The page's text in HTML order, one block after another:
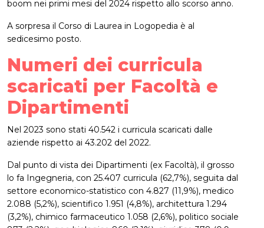
boom nei primi mesi del 2024 rispetto allo scorso anno.
A sorpresa il Corso di Laurea in Logopedia è al
sedicesimo posto.
Numeri dei curricula
scaricati per Facoltà e
Dipartimenti
Nel 2023 sono stati 40.542 i curricula scaricati dalle
aziende rispetto ai 43.202 del 2022.
Dal punto di vista dei Dipartimenti (ex Facoltà), il grosso
lo fa Ingegneria, con 25.407 curricula (62,7%), seguita dal
settore economico-statistico con 4.827 (11,9%), medico
2.088 (5,2%), scientifico 1.951 (4,8%), architettura 1.294
(3,2%), chimico farmaceutico 1.058 (2,6%), politico sociale